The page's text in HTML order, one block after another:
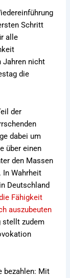
Schritt
alle
Jahren nicht
die
der
dabei um
über einen
den Massen
In Wahrheit
Deutschland
Fähigkeit
auszubeuten
stellt zudem
bezahlen: Mit